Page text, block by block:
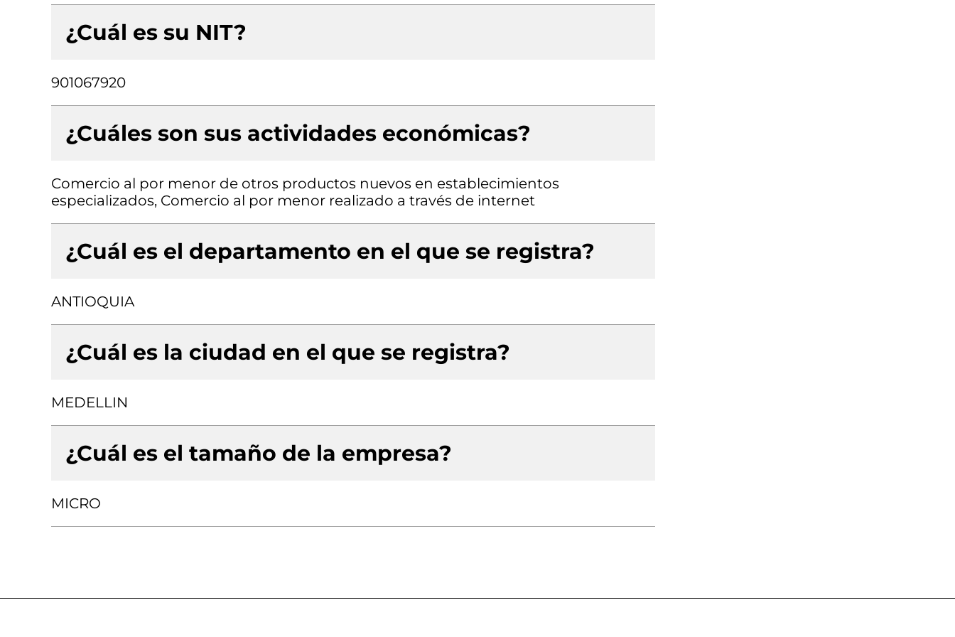
¿Cuál es su NIT?
901067920
¿Cuáles son sus actividades económicas?
Comercio al por menor de otros productos nuevos en establecimientos
especializados, Comercio al por menor realizado a través de internet
¿Cuál es el departamento en el que se registra?
ANTIOQUIA
¿Cuál es la ciudad en el que se registra?
MEDELLIN
¿Cuál es el tamaño de la empresa?
MICRO